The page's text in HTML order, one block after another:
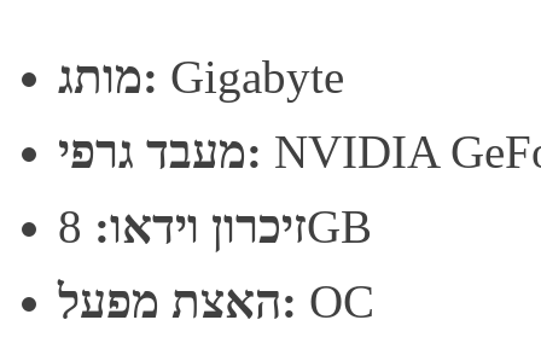
מותג: Gigabyte
מעבד גרפי: NVIDIA
זיכרון וידאו:8GB
האצת מפעל: OC